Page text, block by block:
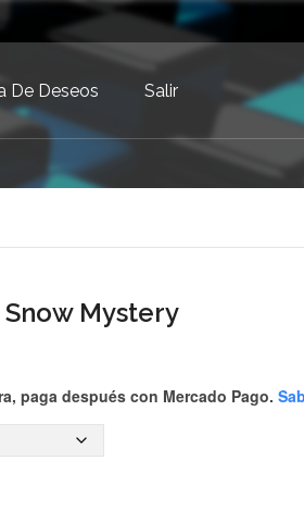
De Deseos Salir
Mystery
paga después con Mercado Pago.